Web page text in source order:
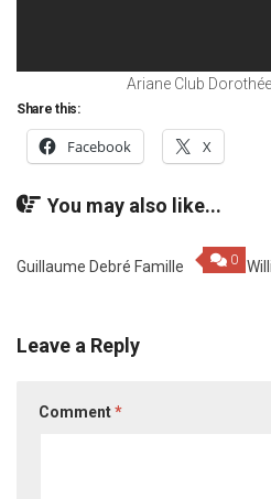
Ariane Club
Share this:
Facebook X
You may also like...
0
Guillaume Debré Famille
Leave a Reply
Comment*